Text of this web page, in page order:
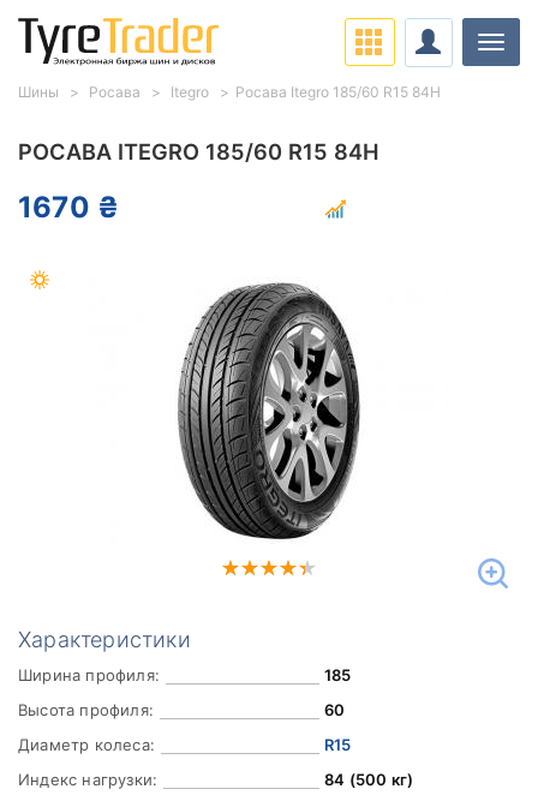
РОСАВА ITEGRO 185/60 R15 84H
1670 ₴
Характеристики
Ширина профиля:
185
Высота профиля:
60
Диаметр колеса:
R15
Индекс нагрузки:
84 (500 кг)
Шины Росава Itegro Росава Itegro 185/60 R15 84H